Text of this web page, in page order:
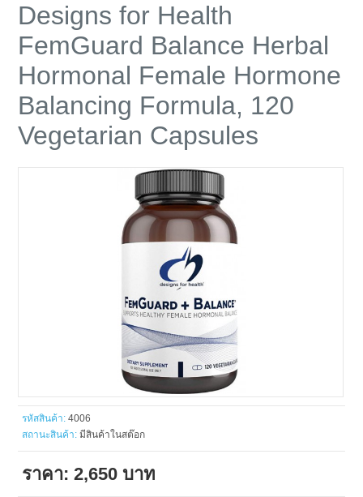
Designs for Health
FemGuard Balance Herbal
Hormonal Female Hormone
Balancing Formula, 120
Vegetarian Capsules
รหัสสินค้า: 4006
สถานะสินค้า: มีสินค้าในสต๊อก
ราคา: 2,650 บาท